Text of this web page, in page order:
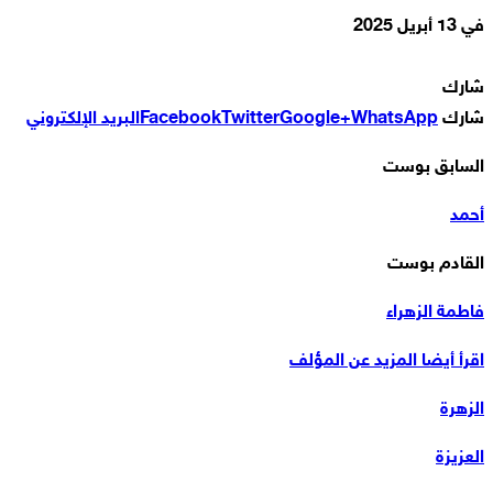
في 13 أبريل 2025
شارك
شارك
FacebookTwitterGoogle+WhatsApp البريد الإلكتروني
السابق بوست
أحمد
القادم بوست
فاطمة الزهراء
اقرأ أيضا المزيد عن المؤلف
الزهرة
العزيزة